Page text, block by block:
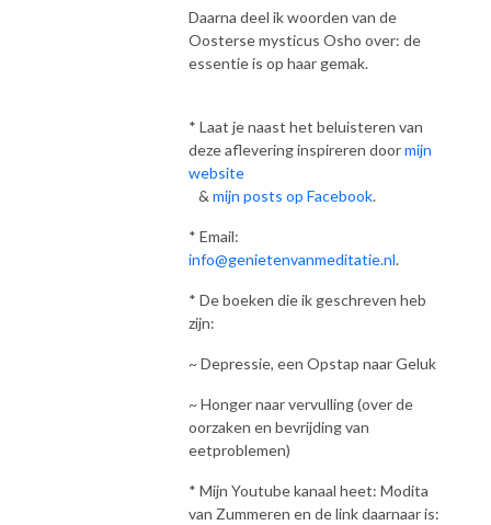
Daarna deel ik woorden van de
Oosterse mysticus Osho over: de
essentie is op haar gemak.
* Laat je naast het beluisteren van
deze aflevering inspireren doormijn
website
& mijn posts op Facebook.
* Email:
info@genietenvanmeditatie.nl.
* De boeken die ik geschreven heb
zijn:
~ Depressie, een Opstap naar Geluk
~ Honger naar vervulling (over de
oorzaken en bevrijding van
eetproblemen)
* Mijn Youtube kanaal heet: Modita
van Zummeren en de link daarnaar is: